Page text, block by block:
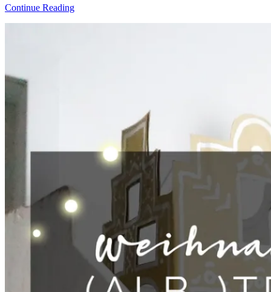
Continue Reading